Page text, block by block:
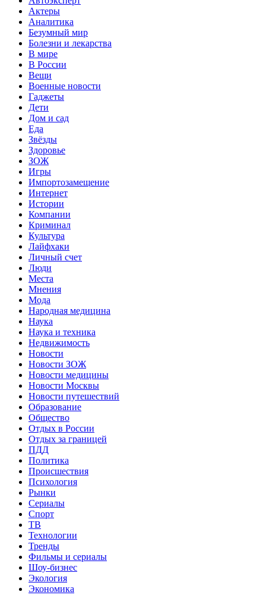
Актеры
Аналитика
Безумный мир
Болезни и лекарства
В мире
В России
Вещи
Военные новости
Гаджеты
Дети
Дом и сад
Еда
Звёзды
Здоровье
ЗОЖ
Игры
Импортозамещение
Интернет
Истории
Компании
Криминал
Культура
Лайфхаки
Личный счет
Люди
Места
Мнения
Мода
Народная медицина
Наука
Наука и техника
Недвижимость
Новости
Новости ЗОЖ
Новости медицины
Новости Москвы
Новости путешествий
Образование
Общество
Отдых в России
Отдых за границей
ПДД
Политика
Происшествия
Психология
Рынки
Сериалы
Спорт
ТВ
Технологии
Тренды
Фильмы и сериалы
Шоу-бизнес
Экология
Экономика